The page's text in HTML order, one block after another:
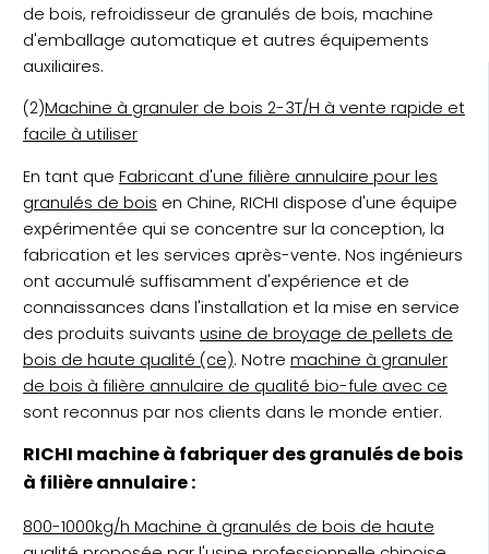
de bois, refroidisseur de granulés de bois, machine
d'emballage automatique et autres équipements
auxiliaires.
(2)Machine à granuler de bois 2-3T/H à vente rapide et
facile à utiliser
En tant que Fabricant d'une filière annulaire pour les
granulés de bois en Chine, RICHI dispose d'une équipe
expérimentée qui se concentre sur la conception, la
fabrication et les services après-vente. Nos ingénieurs
ont accumulé suffisamment d'expérience et de
connaissances dans l'installation et la mise en service
des produits suivants usine de broyage de pellets de
bois de haute qualité (ce). Notre machine à granuler
de bois à filière annulaire de qualité bio-fule avec ce
sont reconnus par nos clients dans le monde entier.
RICHI machine à fabriquer des granulés de bois
à filière annulaire :
800-1000kg/h Machine à granulés de bois de haute